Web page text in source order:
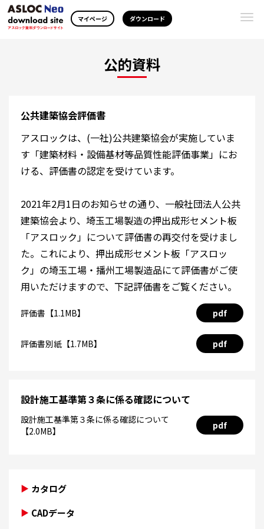
マイページ ダウンロード
公的資料
公共建築協会評価書
アスロックは、(一社)公共建築協会が実施していま
す「建築材料・設備基材等品質性能評価事業」にお
ける、評価書の認定を受けています。
2021年2月1日のお知らせの通り、一般社団法人公共
建築協会より、埼玉工場製造の押出成形セメント板
「アスロック」について評価書の再交付を受けまし
た。これにより、押出成形セメント板「アスロッ
ク」の埼玉工場・播州工場製造品にて評価書がご使
用いただけますので、下記評価書をご覧ください。
評価書【1.1MB】 pdf
評価書別紙【1.7MB】 pdf
設計施工基準第３条に係る確認について
設計施工基準第３条に係る確認について
【2.0MB】
pdf
カタログ
CADデータ